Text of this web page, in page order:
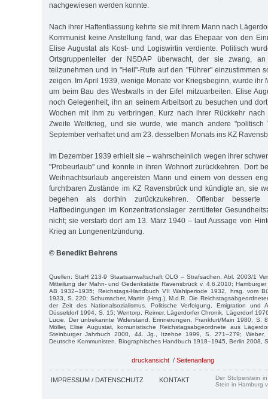
nachgewiesen werden konnte.
Nach ihrer Haftentlassung kehrte sie mit ihrem Mann nach
Kommunist keine Anstellung fand, war das Ehepaar von den
Elise Augustat als Kost- und Logiswirtin verdiente. Politisch
Ortsgruppenleiter der NSDAP überwacht, der sie zwang, an
teilzunehmen und in "Heil"-Rufe auf den "Führer" einzustimmen
zeigen. Im April 1939, wenige Monate vor Kriegsbeginn, wurde ihr
um beim Bau des Westwalls in der Eifel mitzuarbeiten. Elise
noch Gelegenheit, ihn an seinem Arbeitsort zu besuchen und
Wochen mit ihm zu verbringen. Kurz nach ihrer Rückkehr
Zweite Weltkrieg, und sie wurde, wie manch andere "politisch
September verhaftet und am 23. desselben Monats ins KZ
Im Dezember 1939 erhielt sie – wahrscheinlich wegen ihrer
"Probeurlaub" und konnte in ihren Wohnort zurückkehren. Dort
Weihnachtsurlaub angereisten Mann und einem von dessen
furchtbaren Zustände im KZ Ravensbrück und kündigte an, sie
begehen als dorthin zurückzukehren. Offenbar
Haftbedingungen im Konzentrationslager zerrütteter
nicht; sie verstarb dort am 13. März 1940 – laut Aussage von
Krieg an Lungenentzündung.
© Benedikt Behrens
Quellen: StaH 213-9 Staatsanwaltschaft OLG – Strafsachen, Abl. 2003/1
Mitteilung der Mahn- und Gedenkstätte Ravensbrück v. 4.6.2010;
AB 1932–1935; Reichstags-Handbuch VII Wahlperiode 1932, hrsg. vom
1933, S. 220; Schumacher, Martin (Hrsg.), M.d.R. Die
der Zeit des Nationalsozialismus. Politische Verfolgung, Emigration und
Düsseldorf 1994, S. 15; Wentorp, Reimer, Lägerdorfer Chronik, Lägerdorf
Lucie, Der unbekannte Widerstand. Erinnerungen, Frankfurt/Main 1980, S.
Möller, Elise Augustat, komunistische Reichstagsabgeordnete aus
Steinburger Jahrbuch 2000, 44. Jg., Itzehoe 1999, S. 271–279; Weber,
Deutsche Kommunisten. Biographisches Handbuch 1918–1945, Berlin 2008,
druckansicht / Seitenanfang
IMPRESSUM / DATENSCHUTZ KONTAKT
Der Stolperstein
Stein in Hamburg